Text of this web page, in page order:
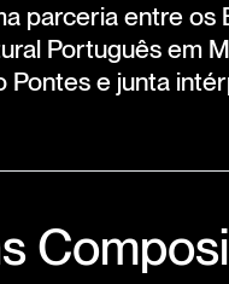
parceria entre
Português em
Pontes e junta